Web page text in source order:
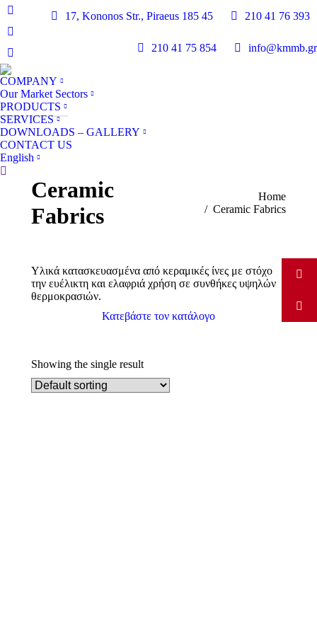
Linkedin
page
opens
in
new
window
Facebook
page
opens
in
new
window
YouTube
page
opens
in
new
window
17, Kononos Str., Piraeus 185 45 210 41 76 393
210 41 75 854 info@kmmb.gr
COMPANY
Our Market Sectors
PRODUCTS
SERVICES
DOWNLOADS – GALLERY
CONTACT US
English
Search:
Ceramic
Fabrics
Home
Ceramic Fabrics
Υλικά κατασκευασμένα από κεραμικές ίνες με στόχο
την ευέλικτη και ελαφριά χρήση σε συνθήκες υψηλών
θερμοκρασιών.
Κατεβάστε τον κατάλογο
Showing the single result